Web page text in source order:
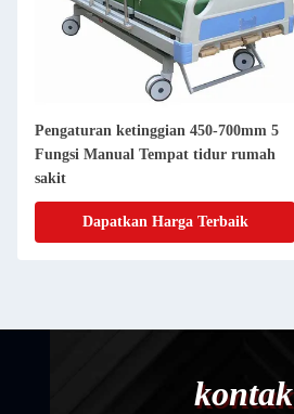
Pengaturan ketinggian 450-700mm 5
Fungsi Manual Tempat tidur rumah
sakit
Dapatkan Harga Terbaik
kontak